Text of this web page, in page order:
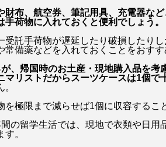
財布、航空券、筆記用具、充電器な
手荷物に入れておくと便利でしょう。
受託手荷物が遅延したり破損したり
常備薬などを入れておくことをおすす
、帰国時のお土産・現地購入品を考
マリストだからスーツケースは1個で
を極限まで減らせば1個に収容するこ
の留学生活では、現地で衣類や日用
。